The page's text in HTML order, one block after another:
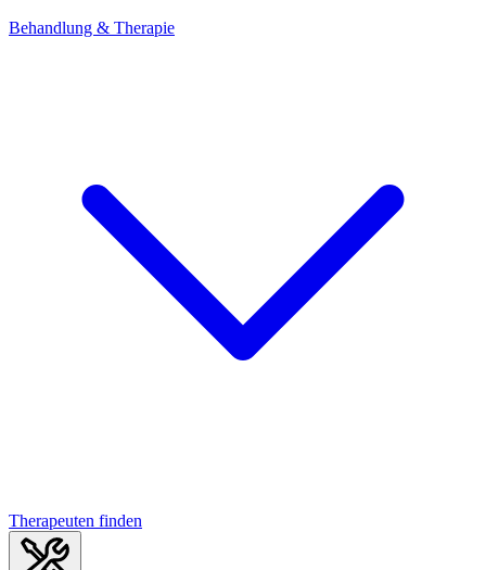
Behandlung & Therapie
Therapeuten finden